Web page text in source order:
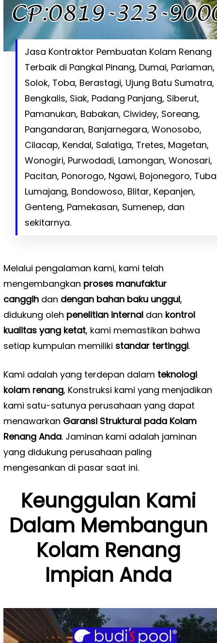
Jasa Kontraktor Pembuatan Kolam Renang
Terbaik di Pangkal Pinang, Dumai, Pariaman,
Solok, Toba, Berastagi, Ujung Batu Sumatra,
Bengkalis, Siak, Padang Panjang, Siberut,
Pamanukan, Babakan, Ciwidey, Soreang,
Pangandaran, Banjarnegara, Wonosobo,
Cilacap, Kendal, Salatiga, Tretes, Magetan,
Wonogiri, Purwodadi, Lamongan, Wonosari,
Pacitan, Ponorogo, Ngawi, Bojonegoro,
Lumajang, Bondowoso, Blitar, Kepanjen,
Genteng, Pamekasan, Sumenep, dan
sekitarnya.
Melalui pengalaman kami, kami telah
mengembangkan proses manufaktur
canggihdan dengan bahan baku unggul,
didukung oleh penelitian internaldan kontrol
kualitas yang ketat, kami memastikan bahwa
setiap kumpulan memiliki standar tertinggi.
Kami adalah yang terdepan dalam teknologi
kolam renang, Konstruksi kami yang menjadikan
kami satu-satunya perusahaan yang dapat
menawarkan Garansi Struktural pada Kolam
Renang Anda. Jaminan kami adalah jaminan
yang didukung perusahaan paling
mengesankan di pasar saat ini.
Keunggulan Kami
Dalam Membangun
Kolam Renang
Impian Anda